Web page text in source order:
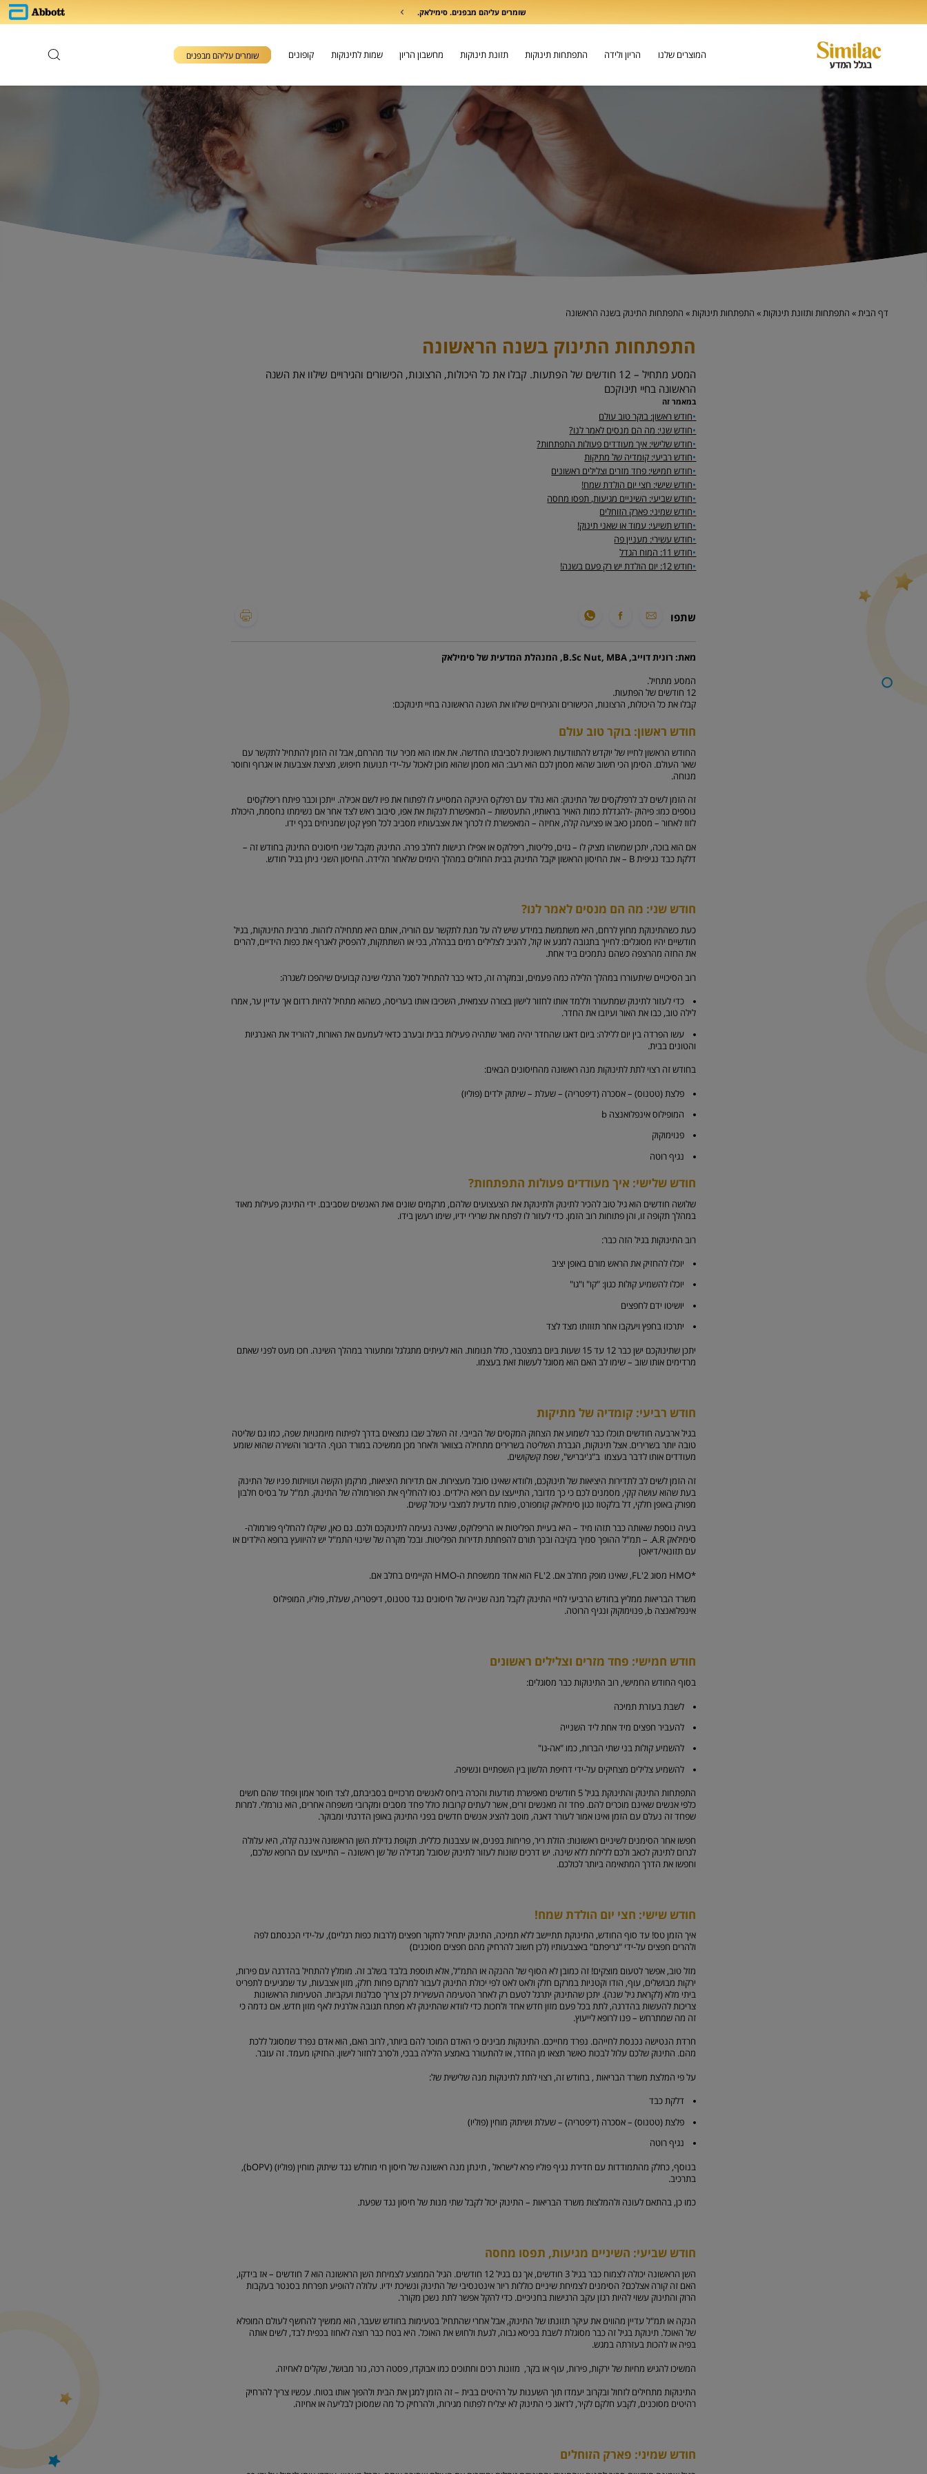
שומרים עליהם מבפנים. סימילאק.
המוצרים שלנו הריון ולידה התפתחות תינוקות תזונת תינוקות מחשבון הריון שמות לתינוקות קופונים שומרים עליהם מבפנים
דף הבית» התפתחות ותזונת תינוקות» התפתחות תינוקות» התפתחות התינוק בשנה הראשונה
התפתחות התינוק בשנה הראשונה
המסע מתחיל – 12 חודשים של הפתעות. קבלו את כל היכולות, הרצונות, הכישורים והגירויים שילוו את השנה
הראשונה בחיי תינוקכם
במאמר זה
•חודש ראשון: בוקר טוב עולם
•חודש שני: מה הם מנסים לאמר לנו?
•חודש שלישי: איך מעודדים פעולות התפתחות?
•חודש רביעי: קומדיה של מתיקות
•חודש חמישי: פחד מזרים וצלילים ראשונים
•חודש שישי: חצי יום הולדת שמח!
•חודש שביעי: השיניים מגיעות, תפסו מחסה
•חודש שמיני: פארק הזוחלים
•חודש תשיעי: עמוד או שאני תינוק!
•חודש עשירי: מעניין פה
•חודש 11: המוח הגדל
•חודש 12: יום הולדת יש רק פעם בשנה!
שתפו
מאת: רונית דוייב, B.Sc Nut, MBA, המנהלת המדעית של סימילאק
המסע מתחיל.
12 חודשים של הפתעות.
קבלו את כל היכולות, הרצונות, הכישורים והגירויים שילוו את השנה הראשונה בחיי תינוקכם:
חודש ראשון: בוקר טוב עולם
החודש הראשון לחייו של יוקדש להתוודעות ראשונית לסביבתו החדשה. את אמו הוא מכיר עוד מהרחם, אבל זה הזמן להתחיל לתקשר עם
שאר העולם. הסימן הכי חשוב שהוא מסמן לכם הוא רעב: הוא מסמן שהוא מוכן לאכול על-ידי תנועות חיפוש, מציצת אצבעות או אגרוף וחוסר
מנוחה.
זה הזמן לשים לב לרפלקסים של התינוק: הוא נולד עם רפלקס היניקה המסייע לו לפתוח את פיו לשם אכילה. ייתכן וכבר פיתח ריפלקסים
נוספים כמו: פיהוק -להגדלת כמות האויר בראותיו, התעטשות – המאפשרת לנקות את אפו, סיבוב ראש לצד אחר אם נשימתו נחסמת, היכולת
לזוז לאחור – מסמנן כאב או פציעה קלה, אחיזה – המאפשרת לו לכרוך את אצבעותיו מסביב לכל חפץ קטן שמניחים בכף ידו.
אם הוא בוכה, יתכן שמשהו מציק לו – גזים, פליטות, ריפלוקס או אפילו רגישות לחלב פרה. התינוק מקבל שני חיסונים התינוק בחודש זה –
דלקת כבד נגיפית B – את החיסון הראשון יקבל התינוק בבית החולים במהלך הימים שלאחר הלידה. החיסון השני ניתן בגיל חודש.
חודש שני: מה הם מנסים לאמר לנו?
כעת כשהתינוקת מחוץ לרחם, היא משתמשת במידע שיש לה על מנת לתקשר עם הוריה, אותם היא מתחילה לזהות. מרבית התינוקות, בגיל
חודשיים יהיו מסוגלים: לחייך בתגובה למגע או קול, להגיב לצלילים רמים בבהלה, בכי או השתתקות, להפסיק לאגרף את כפות הידיים, להרים
את החזה מהרצפה כשהם נתמכים ביד אחת.
רוב הסיכויים שיתעוררו במהלך הלילה כמה פעמים, ובמקרה זה, כדאי כבר להתחיל לסגל הרגלי שינה קבועים שיהפכו לשגרה:
כדי לעזור לתינוק שמתעורר וללמד אותו לחזור לישון בצורה עצמאית, השכיבו אותו בעריסה, כשהוא מתחיל להיות רדום אך עדיין ער, אמרו
לילה טוב, כבו את האור ועיזבו את החדר.
עשו הפרדה בין יום ללילה: ביום דאגו שהחדר יהיה מואר שתהיה פעילות בבית ובערב כדאי לעמעם את האורות, להוריד את האנרגיות
והטונים בבית.
בחודש זה רצוי לתת לתינוקות מנה ראשונה מהחיסונים הבאים:
פלצת (טטנוס) – אסכרה (דיפטריה) – שעלת – שיתוק ילדים (פוליו)
המופילוס אינפלואנצה b
פנוימוקוק
נגיף רוטה
חודש שלישי: איך מעודדים פעולות התפתחות?
שלושה חודשים הוא גיל טוב להכיר לתינוק ולתינוקת את הצעצועים שלהם, מרקמים שונים ואת האנשים שסביבם. ידי התינוק פעילות מאוד
במהלך תקופה זו, והן פתוחות רוב הזמן. כדי לעזור לו לפתח את שרירי ידיו, שימו רעשן בידו.
רוב התינוקות בגיל הזה כבר:
יוכלו להחזיק את הראש מורם באופן יציב
יוכלו להשמיע קולות כגון: "קו" ו"גו"
יושיטו ידם לחפצים
יתרכזו בחפץ ויעקבו אחר תזוזתו מצד לצד
יתכן שתינוקכם ישן כבר 12 עד 15 שעות ביום במצטבר, כולל תנומות. הוא לעיתים מתגלגל ומתעורר במהלך השינה. חכו מעט לפני שאתם
מרדימים אותו שוב – שימו לב האם הוא מסוגל לעשות זאת בעצמו.
חודש רביעי: קומדיה של מתיקות
בגיל ארבעה חודשים תוכלו כבר לשמוע את הצחוק המקסים של הבייבי. זה השלב שבו נמצאים בדרך לפיתוח מיומנויות שפה, כמו גם שליטה
טובה יותר בשרירים. אצל תינוקות, הגברת השליטה בשרירים מתחילה בצוואר ולאחר מכן ממשיכה במורד הגוף. הדיבור והשירה שהוא שומע
מעודדים אותו לדבר בעצמו ב"ג'יבריש", שפת קשקושים.
זה הזמן לשים לב לתדירות היציאות של תינוקכם, ולוודא שאינו סובל מעצירות. אם תדירות היציאות, מרקמן הקשה ועוויתות פניו של התינוק
בעת שהוא עושה קקי, מסמנים לכם כי כך מדובר, התייעצו עם רופא הילדים. נסו להחליף את הפורמולה של התינוק. תמ"ל על בסיס חלבון
מפורק באופן חלקי, דל בלקטוז כגון סימילאק קומפורט, פותח מדעית למצבי עיכול קשים.
בעיה נוספת שאותה כבר תזהו מיד – היא בעיית הפליטות או הריפלוקס, שאינה נעימה לתינוקכם ולכם. גם כאן, שיקלו להחליף פורמולה-
סימילאק A.R. – תמ"ל ההופך סמיך בקיבה ובכך תורם להפחתת תדירות הפליטות. ובכל מקרה של שינוי התמ"ל יש להיוועץ ברופא הילדים או
עם תזונאי/דיאטן
*HMO מסוג 2'FL, שאינו מופק מחלב אם. 2'FL הוא אחד ממשפחת ה-HMO הקיימים בחלב אם.
משרד הבריאות ממליץ בחודש הרביעי לחיי התינוק לקבל מנה שנייה של חיסונים נגד טטנוס, דיפטריה, שעלת, פוליו, המופילוס
אינפלואנצה b, פנוימוקוק ונגיף הרוטה.
חודש חמישי: פחד מזרים וצלילים ראשונים
בסוף החודש החמישי, רוב התינוקות כבר מסוגלים:
לשבת בעזרת תמיכה
להעביר חפצים מיד אחת ליד השנייה
להשמיע קולות בני שתי הברות, כמו "אה-גו"
להשמיע צלילים מצחיקים על-ידי דחיפת הלשון בין השפתיים ונשיפה.
התפתחות התינוק והתינוקת בגיל 5 חודשים מאפשרת מודעות והכרה ביחס לאנשים מרכזיים בסביבתם, לצד חוסר אמון ופחד שהם חשים
כלפי אנשים שאינם מוכרים להם. פחד זה מאנשים זרים, אשר לעתים קרובות כולל פחד מסבים ומקרובי משפחה אחרים, הוא נורמלי. למרות
שפחד זה נעלם עם הזמן ואינו אמור לעורר דאגה, מוטב להציג אנשים חדשים בפני התינוק באופן הדרגתי ומבוקר.
חפשו אחר הסימנים לשיניים ראשונות: הזלת ריר, פריחות בפנים, או עצבנות כללית. תקופת גדילת השן הראשונה איננה קלה, היא עלולה
לגרום לתינוק לכאב ולכם ללילות ללא שינה. יש דרכים שונות לעזור לתינוק שסובל מגדילה של שן ראשונה – התייעצו עם הרופא שלכם,
וחפשו את הדרך המתאימה ביותר לכולכם.
חודש שישי: חצי יום הולדת שמח!
איך הזמן טס! עד סוף החודש, התינוקת תתיישב ללא תמיכה, התינוק יתחיל לחקור חפצים (לרבות כפות רגליים), על-ידי הכנסתם לפה
ולהרים חפצים על-ידי "גריפתם" באצבעותיו (לכן חשוב להרחיק מהם חפצים מסוכנים)
מזל טוב, אפשר לטעום מוצקים! זה כמובן לא הסוף של ההנקה או התמ"ל, אלא תוספת בלבד בשלב זה. מומלץ להתחיל בהדרגה עם פירות,
ירקות מבושלים, עוף, הודו וקטניות במרקם חלק ולאט לאט לפי יכולת התינוק לעבור למרקם פחות חלק, מזון אצבעות, עד שמגיעים לתפריט
ביתי מלא (לקראת גיל שנה). יתכן שהתינוק יתרגל לטעם רק לאחר הטעימה העשירית לכן צריך סבלנות ועקביות. הטעימות הראשונות
צריכות להעשות בהדרגה, לתת בכל פעם מזון חדש אחד ולחכות כדי לוודא שהתינוק לא מפתח תגובה אלרגית לאף מזון חדש. אם נדמה כי
זה מה שמתרחש – פנו לרופא לייעוץ.
חרדת הנטישה נכנסת לחייהם. נפרד מחייכם. התינוקות מבינים כי האדם המוכר להם ביותר, לרוב האם, הוא אדם נפרד שמסוגל ללכת
מהם. התינוק שלכם עלול לבכות כאשר תצאו מן החדר, או להתעורר באמצע הלילה בבכי, ולסרב לחזור לישון. החזיקו מעמד. זה עובר.
על פי המלצת משרד הבריאות , בחודש זה, רצוי לתת לתינוקות מנה שלישית של:
דלקת כבד
פלצת (טטנוס) – אסכרה (דיפטריה) – שעלת ושיתוק מוחין (פוליו)
נגיף רוטה
בנוסף, כחלק מהתמודדות עם חדירת נגיף פוליו פרא לישראל , תינתן מנה ראשונה של חיסון חי מוחלש נגד שיתוק מוחין (פוליו) (bOPV),
בתרכיב.
כמו כן, בהתאם לעונה ולהמלצות משרד הבריאות – התינוק יכול לקבל שתי מנות של חיסון נגד שפעת.
חודש שביעי: השיניים מגיעות, תפסו מחסה
השן הראשונה יכולה לצמוח כבר בגיל 3 חודשים, אך גם בגיל 12 חודשים. הגיל הממוצע לצמיחת השן הראשונה הוא 7 חודשים – אז בידקו,
האם זה קורה אצלכם? הסימנים לצמיחת שיניים כוללות ריור אינטנסיבי של התינוק ונשיכת ידיו. עלולה להופיע תפרחת בסנטר בעקבות
הרוק והתינוק עשוי להיות רגזן עקב הרגישות בחניכיים. כדי להקל אפשר לתת נשכן מקורר.
הנקה או תמ"ל עדיין מהווים את עיקר תזונתו של התינוק, אבל אחרי שהתחיל בטעימות בחודש שעבר, הוא ממשיך להחשף לעולם המופלא
של האוכל. תינוקת בגיל זה כבר מסוגלת לשבת בכיסא גבוה, לגעת ולחוש את האוכל. היא בטח כבר רוצה לאחוז בכפית לבד, לשים אותה
בפיה או להכות בעזרתה במגש.
המשיכו להגיש מחיות של ירקות, פירות, עוף או בקר, מזונות רכים וחתוכים כמו אבוקדו, פסטה רכה, גזר מבושל, שקלים לאחיזה.
התינוקות מתחילים לזחול ובקרוב יעמדו תוך השענות על רהיטים בבית – זה הזמן למגן את הבית ולהפוך אותו בטוח. עכשיו צריך להרחיק
רהיטים מסוכנים, לקבע חלקם לקיר, לדאוג כי התינוק לא יצליח לפתוח מגירות, ולהרחיק כל מה שמסוכן לבליעה או אחיזה.
חודש שמיני: פארק הזוחלים